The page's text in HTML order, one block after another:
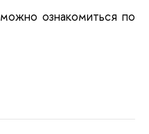
ознакомиться по